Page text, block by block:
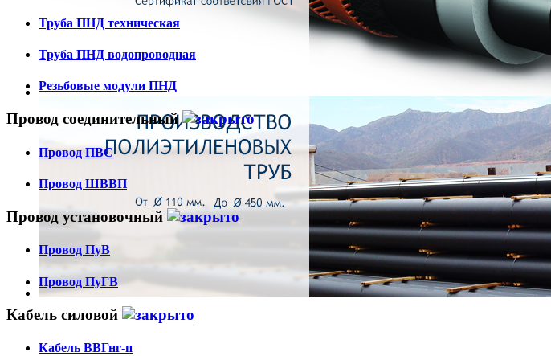
Труба ПНД техническая
Труба ПНД водопроводная
Резьбовые модули ПНД
Провод соединительный
Провод ПВС
Провод ШВВП
Провод установочный
Провод ПуВ
Провод ПуГВ
Кабель силовой
Кабель ВВГнг-п